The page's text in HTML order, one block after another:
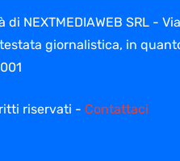
NEXTMEDIAWEB SRL -
giornalistica, in
riservati - Contattaci